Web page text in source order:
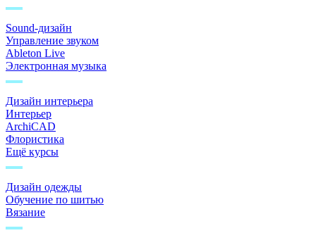
Sound-дизайн
Управление звуком
Ableton Live
Электронная музыка
Дизайн интерьера
Интерьер
ArchiCAD
Флористика
Ещё курсы
Дизайн одежды
Обучение по шитью
Вязание